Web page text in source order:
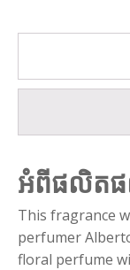
អំពីផលិត
This fragrance
perfumer
floral perfume